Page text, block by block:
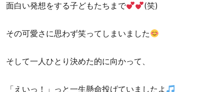
面白い発想をする子どもたちまで (笑)
その可愛さに思わず笑ってしまいました
そして一人ひとり決めた的に向かって、
「えいっ！」っと一生懸命投げていましたよ